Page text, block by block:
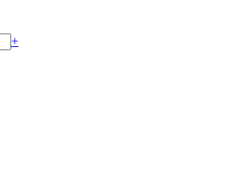
+